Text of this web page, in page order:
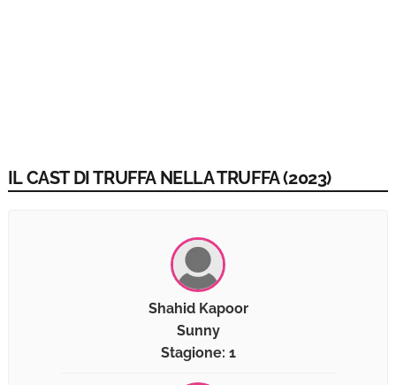
IL CAST DI TRUFFA NELLA TRUFFA (2023)
Shahid Kapoor
Sunny
Stagione: 1